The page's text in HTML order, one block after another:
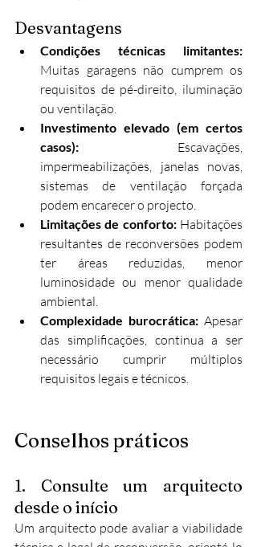
Desvantagens
Condições técnicas limitantes:
Muitas garagens não cumprem os
requisitos de pé-direito, iluminação
ou ventilação.
Investimento elevado (em certos
casos): Escavações,
impermeabilizações, janelas novas,
sistemas de ventilação forçada
podem encarecer o projecto.
Limitações de conforto: Habitações
resultantes de reconversões podem
ter áreas reduzidas, menor
luminosidade ou menor qualidade
ambiental.
Complexidade burocrática: Apesar
das simplificações, continua a ser
necessário cumprir múltiplos
requisitos legais e técnicos.
Conselhos práticos
1. Consulte um arquitecto
desde o início
Um arquitecto pode avaliar a viabilidade